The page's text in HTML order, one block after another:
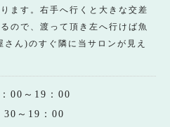
ます。右手へ行くと大きな交差
ので、渡って頂き左へ行けば魚
さん)のすぐ隣に当サロンが見え
～19：00
～19：00